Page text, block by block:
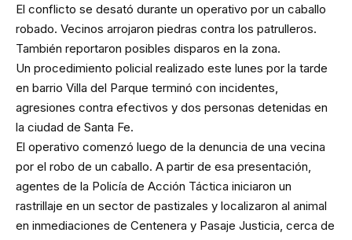
El conflicto se desató durante un operativo por un caballo
robado. Vecinos arrojaron piedras contra los patrulleros.
También reportaron posibles disparos en la zona.
Un procedimiento policial realizado este lunes por la tarde
en barrio Villa del Parque terminó con incidentes,
agresiones contra efectivos y dos personas detenidas en
la ciudad de Santa Fe.
El operativo comenzó luego de la denuncia de una vecina
por el robo de un caballo. A partir de esa presentación,
agentes de la Policía de Acción Táctica iniciaron un
rastrillaje en un sector de pastizales y localizaron al animal
en inmediaciones de Centenera y Pasaje Justicia, cerca de